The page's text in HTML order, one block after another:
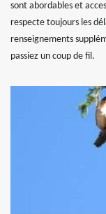
sont abordables et
respecte toujours les
renseignements
passiez un coup de fil.